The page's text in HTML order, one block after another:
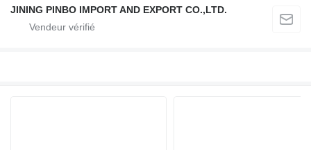
JINING PINBO IMPORT AND EXPORT CO.,LTD.